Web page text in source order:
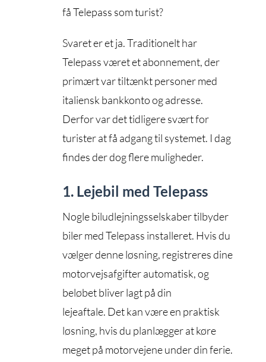
få Telepass som turist?
Svaret er et ja. Traditionelt har
Telepass været et abonnement, der
primært var tiltænkt personer med
italiensk bankkonto og adresse.
Derfor var det tidligere svært for
turister at få adgang til systemet. I dag
findes der dog flere muligheder.
1. Lejebil med Telepass
Nogle biludlejningsselskaber tilbyder
biler med Telepass installeret. Hvis du
vælger denne løsning, registreres dine
motorvejsafgifter automatisk, og
beløbet bliver lagt på din
lejeaftale. Det kan være en praktisk
løsning, hvis du planlægger at køre
meget på motorvejene under din ferie.